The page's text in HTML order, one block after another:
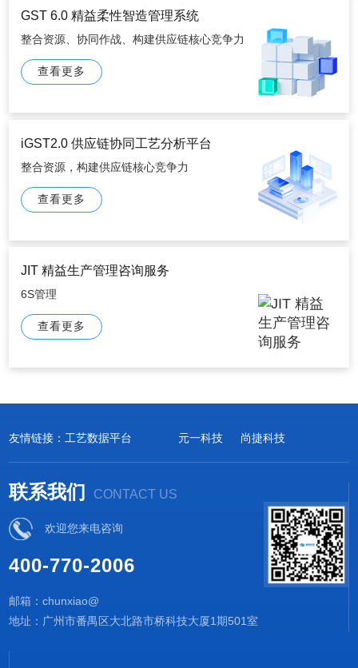
GST 6.0 精益柔性智造管理系统
整合资源、协同作战、构建供应链核心竞争力
查看更多
iGST2.0 供应链协同工艺分析平台
整合资源，构建供应链核心竞争力
查看更多
JIT 精益生产管理咨询服务
6S管理
查看更多
友情链接：工艺数据平台 元一科技 尚捷科技
联系我们 CONTACT US
欢迎您来电咨询
400-770-2006
邮箱：chunxiao@
地址：广州市番禺区大北路市桥科技大厦1期501室